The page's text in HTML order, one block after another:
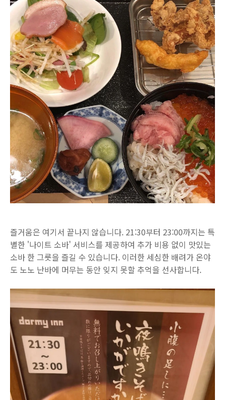
즐거움은 여기서 끝나지 않습니다. 21:30부터 23:00까지는 특
별한 '나이트 소바' 서비스를 제공하여 추가 비용 없이 맛있는
소바 한 그릇을 즐길 수 있습니다. 이러한 세심한 배려가 온야
도 노노 난바에 머무는 동안 잊지 못할 추억을 선사합니다.